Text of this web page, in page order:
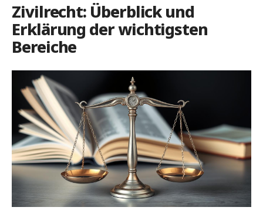
Zivilrecht: Überblick und
Erklärung der wichtigsten
Bereiche